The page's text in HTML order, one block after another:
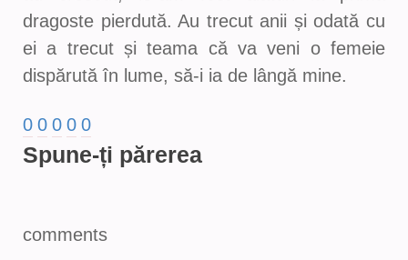
dragoste pierdută. Au trecut anii și odată cu
ei a trecut și teama că va veni o femeie
dispărută în lume, să-i ia de lângă mine.
0 0 0 0 0
Spune-ți părerea
comments